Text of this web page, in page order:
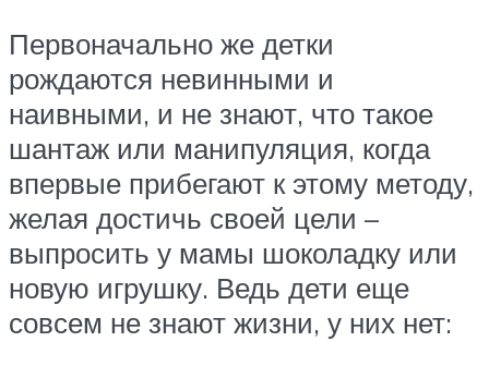
Первоначально же детки
рождаются невинными и
наивными, и не знают, что такое
шантаж или манипуляция, когда
впервые прибегают к этому методу,
желая достичь своей цели –
выпросить у мамы шоколадку или
новую игрушку. Ведь дети еще
совсем не знают жизни, у них нет: